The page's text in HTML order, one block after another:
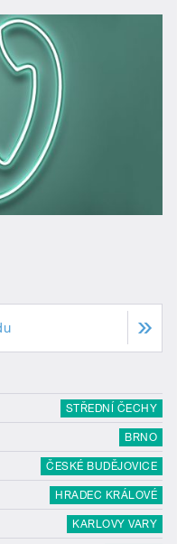
STŘEDNÍ ČECHY
BRNO
ČESKÉ BUDĚJOVICE
HRADEC KRÁLOVÉ
KARLOVY VARY